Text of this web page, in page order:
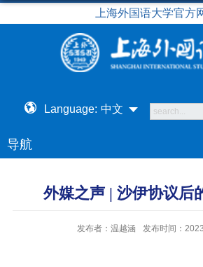
上海外国语大学官方
Language: 中文
导航
外媒之声 | 沙伊协议后
发布者：温越涵 发布时间：